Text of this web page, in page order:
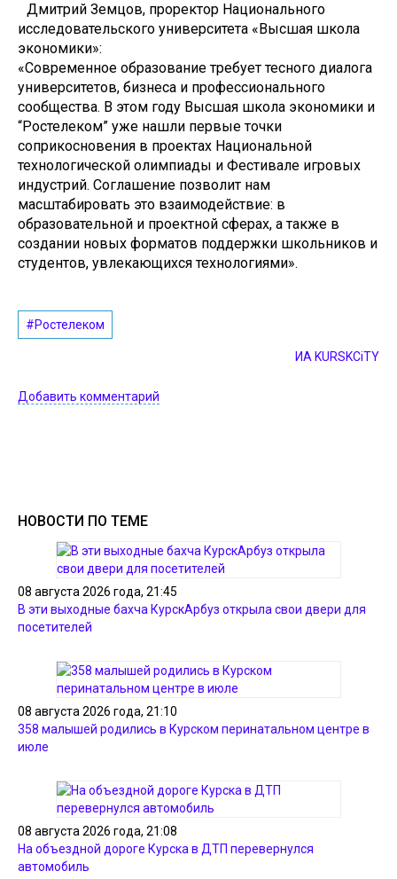
Дмитрий Земцов, проректор Национального
исследовательского университета «Высшая школа
экономики»:
«Современное образование требует тесного диалога
университетов, бизнеса и профессионального
сообщества. В этом году Высшая школа экономики и
“Ростелеком” уже нашли первые точки
соприкосновения в проектах Национальной
технологической олимпиады и Фестивале игровых
индустрий. Соглашение позволит нам
масштабировать это взаимодействие: в
образовательной и проектной сферах, а также в
создании новых форматов поддержки школьников и
студентов, увлекающихся технологиями».
#Ростелеком
ИА KURSKCiTY
Добавить комментарий
НОВОСТИ ПО ТЕМЕ
08 августа 2026 года, 21:45
В эти выходные бахча КурскАрбуз открыла свои двери для
посетителей
08 августа 2026 года, 21:10
358 малышей родились в Курском перинатальном центре в
июле
08 августа 2026 года, 21:08
На объездной дороге Курска в ДТП перевернулся
автомобиль